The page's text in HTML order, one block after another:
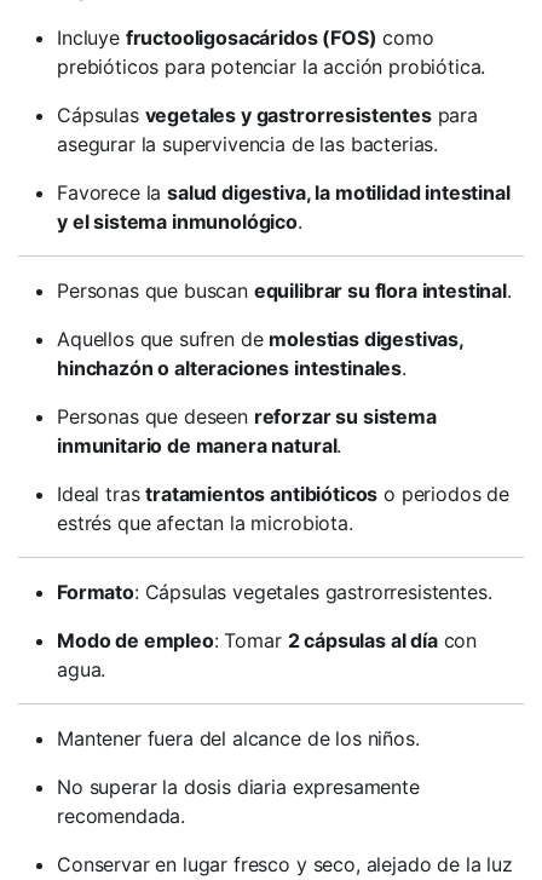
Incluye fructooligosacáridos (FOS) como
prebióticos para potenciar la acción probiótica.
Cápsulas vegetales y gastrorresistentespara
asegurar la supervivencia de las bacterias.
Favorece lasalud digestiva, la motilidad intestinal
y el sistema inmunológico.
Personas que buscan equilibrar su flora intestinal.
Aquellos que sufren de molestias digestivas,
hinchazón o alteraciones intestinales.
Personas que deseen reforzar su sistema
inmunitario de manera natural.
Ideal trastratamientos antibióticos o periodos de
estrés que afectan la microbiota.
Formato: Cápsulas vegetales gastrorresistentes.
Modo de empleo: Tomar 2 cápsulas al díacon
agua.
Mantener fuera del alcance de los niños.
No superar la dosis diaria expresamente
recomendada.
Conservar en lugar fresco y seco, alejado de la luz